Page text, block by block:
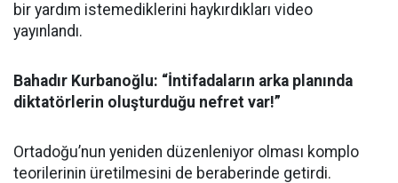
bir yardım istemediklerini haykırdıkları video
yayınlandı.
Bahadır Kurbanoğlu: “İntifadaların arka planında
diktatörlerin oluşturduğu nefret var!”
Ortadoğu’nun yeniden düzenleniyor olması komplo
teorilerinin üretilmesini de beraberinde getirdi.